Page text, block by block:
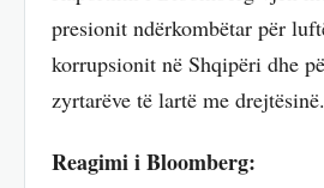
presionit ndërkombëtar për
korrupsionit në Shqipëri dhe
zyrtarëve të lartë me drejtësinë.
Reagimi i Bloomberg: